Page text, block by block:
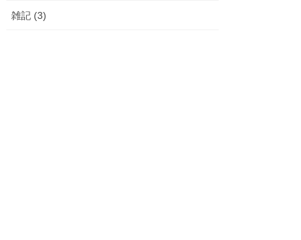
雑記 (3)